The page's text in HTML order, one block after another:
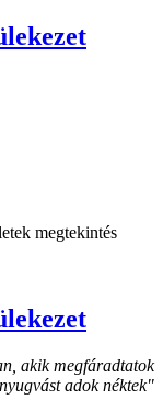
megtekintés
akik megfáradtatok
adok néktek"